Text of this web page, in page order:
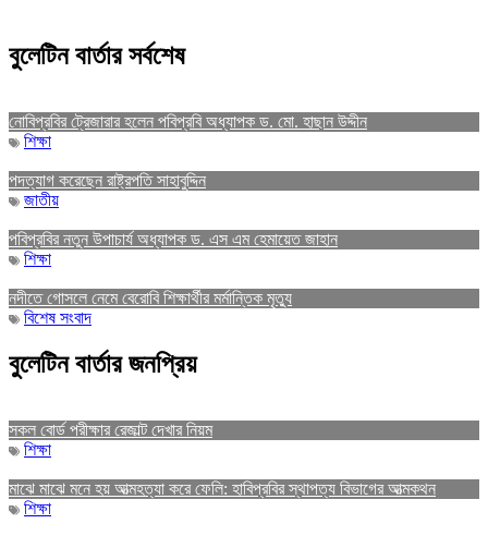
বুলেটিন বার্তার সর্বশেষ
নোবিপ্রবির ট্রেজারার হলেন পবিপ্রবি অধ্যাপক ড. মো. হাছান উদ্দীন
শিক্ষা
পদত্যাগ করেছেন রাষ্ট্রপতি সাহাবুদ্দিন
জাতীয়
পবিপ্রবির নতুন উপাচার্য অধ্যাপক ড. এস এম হেমায়েত জাহান
শিক্ষা
নদীতে গোসলে নেমে বেরোবি শিক্ষার্থীর মর্মান্তিক মৃত্যু
বিশেষ সংবাদ
বুলেটিন বার্তার জনপ্রিয়
সকল বোর্ড পরীক্ষার রেজাল্ট দেখার নিয়ম
শিক্ষা
মাঝে মাঝে মনে হয় আত্মহত্যা করে ফেলি: হাবিপ্রবির স্থাপত্য বিভাগের আত্মকথন
শিক্ষা